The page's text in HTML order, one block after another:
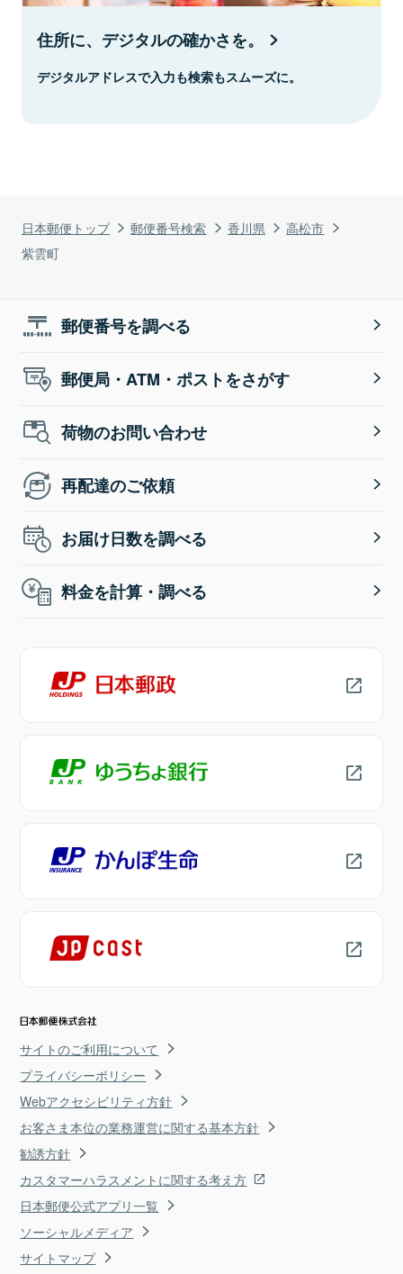
日本郵便トップ 郵便番号検索 香川県
高松市
紫雲町
住所に、デジタルの確かさを。
デジタルアドレスで入力も検索もスムーズに。
郵便番号を調べる
郵便局・ATM・ポストをさがす
荷物のお問い合わせ
再配達のご依頼
お届け日数を調べる
料金を計算・調べる
サイトのご利用について
プライバシーポリシー
Webアクセシビリティ方針
お客さま本位の業務運営に関する基本方針
勧誘方針
カスタマーハラスメントに関する考え方
日本郵便公式アプリ一覧
ソーシャルメディア
サイトマップ